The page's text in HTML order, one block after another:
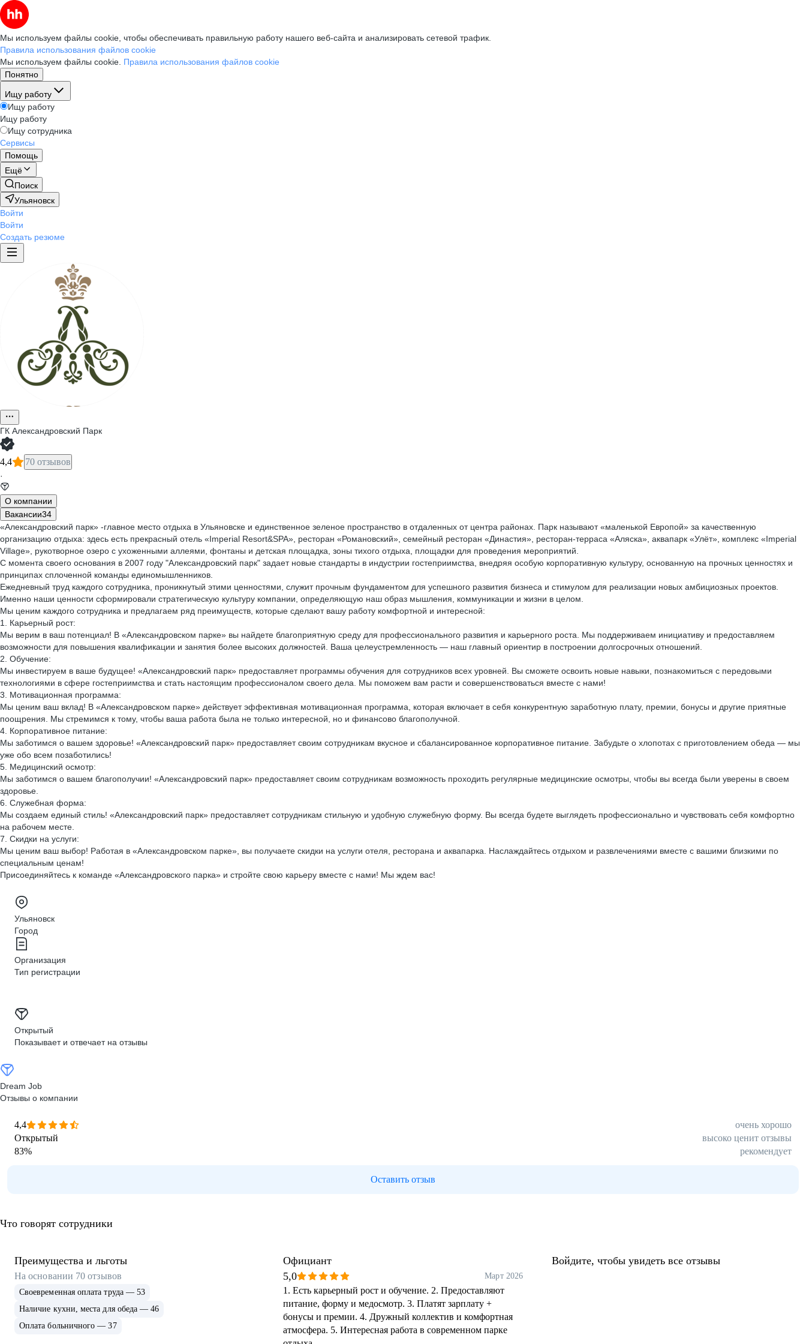
Мы используем файлы cookie, чтобы обеспечивать правильную работу нашего веб-сайта и анализировать сетевой трафик.
Правила использования файлов cookie
Мы используем файлы cookie. Правила использования файлов cookie
Понятно
Ищу работу
Ищу работу
Ищу работу
Ищу сотрудника
Сервисы
Помощь
Ещё
Поиск
Ульяновск
Войти
Войти
Создать резюме
ГК Александровский Парк
4,4 70 отзывов
·
О компании
Вакансии34
«Александровский парк» -главное место отдыха в Ульяновске и единственное зеленое пространство в отдаленных от центра районах. Парк называют «маленькой Европой» за качественную
организацию отдыха: здесь есть прекрасный отель «Imperial Resort&SPA», ресторан «Романовский», семейный ресторан «Династия», ресторан-терраса «Аляска», аквапарк «Улёт», комплекс «Imperial
Village», рукотворное озеро с ухоженными аллеями, фонтаны и детская площадка, зоны тихого отдыха, площадки для проведения мероприятий.
С момента своего основания в 2007 году "Александровский парк" задает новые стандарты в индустрии гостеприимства, внедряя особую корпоративную культуру, основанную на прочных ценностях и
принципах сплоченной команды единомышленников.
Ежедневный труд каждого сотрудника, проникнутый этими ценностями, служит прочным фундаментом для успешного развития бизнеса и стимулом для реализации новых амбициозных проектов.
Именно наши ценности сформировали стратегическую культуру компании, определяющую наш образ мышления, коммуникации и жизни в целом.
Мы ценим каждого сотрудника и предлагаем ряд преимуществ, которые сделают вашу работу комфортной и интересной:
1. Карьерный рост:
Мы верим в ваш потенциал! В «Александровском парке» вы найдете благоприятную среду для профессионального развития и карьерного роста. Мы поддерживаем инициативу и предоставляем
возможности для повышения квалификации и занятия более высоких должностей. Ваша целеустремленность — наш главный ориентир в построении долгосрочных отношений.
2. Обучение:
Мы инвестируем в ваше будущее! «Александровский парк» предоставляет программы обучения для сотрудников всех уровней. Вы сможете освоить новые навыки, познакомиться с передовыми
технологиями в сфере гостеприимства и стать настоящим профессионалом своего дела. Мы поможем вам расти и совершенствоваться вместе с нами!
3. Мотивационная программа:
Мы ценим ваш вклад! В «Александровском парке» действует эффективная мотивационная программа, которая включает в себя конкурентную заработную плату, премии, бонусы и другие приятные
поощрения. Мы стремимся к тому, чтобы ваша работа была не только интересной, но и финансово благополучной.
4. Корпоративное питание:
Мы заботимся о вашем здоровье! «Александровский парк» предоставляет своим сотрудникам вкусное и сбалансированное корпоративное питание. Забудьте о хлопотах с приготовлением обеда — мы
уже обо всем позаботились!
5. Медицинский осмотр:
Мы заботимся о вашем благополучии! «Александровский парк» предоставляет своим сотрудникам возможность проходить регулярные медицинские осмотры, чтобы вы всегда были уверены в своем
здоровье.
6. Служебная форма:
Мы создаем единый стиль! «Александровский парк» предоставляет сотрудникам стильную и удобную служебную форму. Вы всегда будете выглядеть профессионально и чувствовать себя комфортно
на рабочем месте.
7. Скидки на услуги:
Мы ценим ваш выбор! Работая в «Александровском парке», вы получаете скидки на услуги отеля, ресторана и аквапарка. Наслаждайтесь отдыхом и развлечениями вместе с вашими близкими по
специальным ценам!
Присоединяйтесь к команде «Александровского парка» и стройте свою карьеру вместе с нами! Мы ждем вас!
Ульяновск
Город
Организация
Тип регистрации
Открытый
Показывает и отвечает на отзывы
Dream Job
Отзывы о компании
4,4
очень хорошо
Открытый
высоко ценит отзывы
83% рекомендует
Оставить отзыв
Что говорят сотрудники
Преимущества и льготы
На основании 70 отзывов
Своевременная оплата труда — 53
Наличие кухни, места для обеда — 46
Оплата больничного — 37
Официант
5,0
Март 2026
1. Есть карьерный рост и обучение. 2. Предоставляют
питание, форму и медосмотр. 3. Платят зарплату +
бонусы и премии. 4. Дружный коллектив и комфортная
атмосфера. 5. Интересная работа в современном парке
Войдите, чтобы увидеть все отзывы